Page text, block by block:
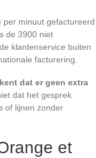
per minuut gefactureerd
de 3900 niet
klantenservice buiten
facturering.
dat er geen extra
dat het gesprek
of lijnen zonder
et